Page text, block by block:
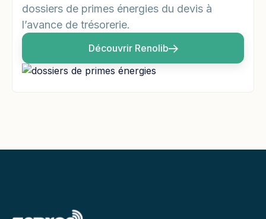
dossiers de primes énergies du devis à
l’avance de trésorerie.
Découvrir Renolib